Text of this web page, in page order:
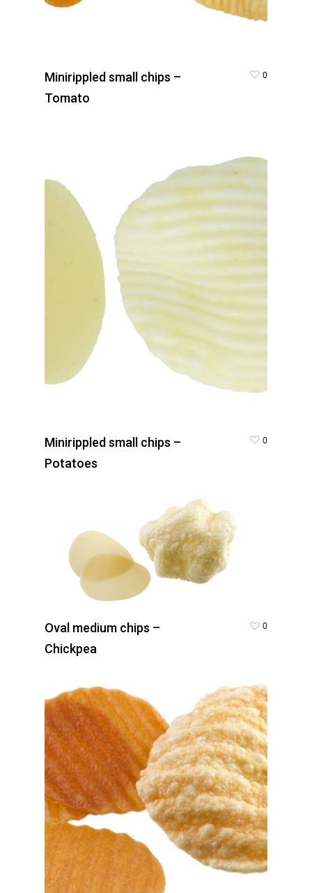
Minirippled small chips –
Tomato
0
Minirippled small chips –
Potatoes
0
Oval medium chips –
Chickpea
0